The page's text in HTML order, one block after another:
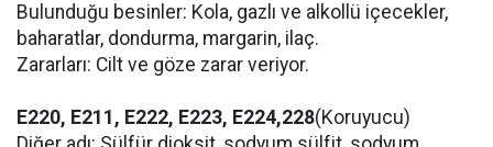
Bulunduğu besinler: Kola, gazlı ve alkollü içecekler,
baharatlar, dondurma, margarin, ilaç.
Zararları: Cilt ve göze zarar veriyor.
E220, E211, E222, E223, E224,228(Koruyucu)